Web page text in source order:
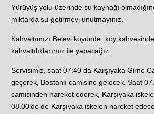
Yürüyüş yolu üzerinde su kaynağı
miktarda su getirmeyi unutmayınız.
Kahvaltımızı Belevi köyünde, köy
kahvaltılıklarımız ile yapacağız.
Servisimiz, saat 07:40 da Karşıyaka Girne
geçerek, Bostanlı camisine gelecek. Saat
camisinden hareket ederek, Karşıyaka
08.00’de de Karşıyaka iskelen hareket